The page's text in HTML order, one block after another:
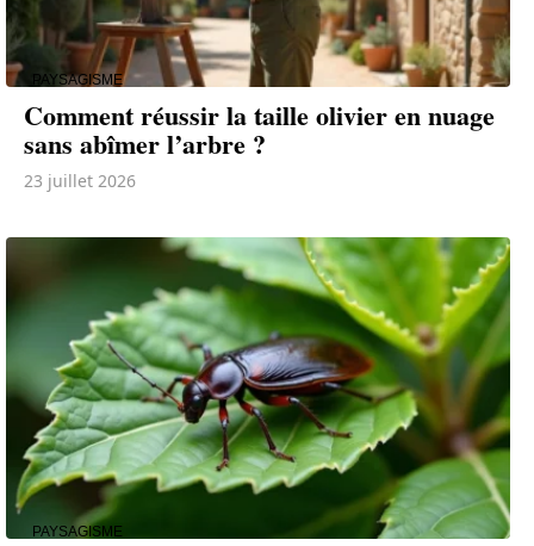
PAYSAGISME
Comment réussir la taille olivier en nuage
sans abîmer l’arbre ?
23 juillet 2026
PAYSAGISME